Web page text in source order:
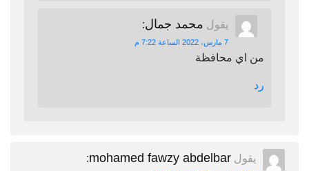
يقول محمد جمال:
7 مارس، 2022 الساعة 7:22 م
من اي محافظة
رد
يقول mohamed fawzy abdelbar
: